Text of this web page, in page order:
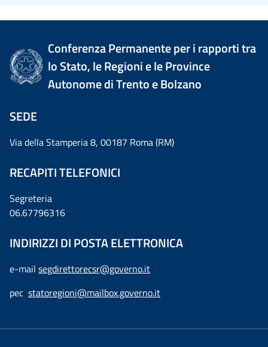
Conferenza Permanente per i rapporti tra
lo Stato, le Regioni e le Province
Autonome di Trento e Bolzano
SEDE
Via della Stamperia 8, 00187 Roma (RM)
RECAPITI TELEFONICI
Segreteria
06.67796316
INDIRIZZI DI POSTA ELETTRONICA
e-mail segdirettorecsr@governo.it
pec statoregioni@mailbox.governo.it